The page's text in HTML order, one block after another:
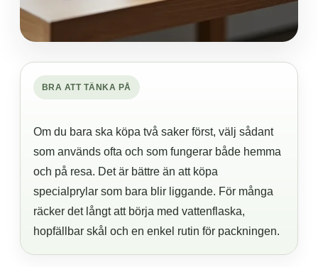
BRA ATT TÄNKA PÅ
Om du bara ska köpa två saker först, välj sådant
som används ofta och som fungerar både hemma
och på resa. Det är bättre än att köpa
specialprylar som bara blir liggande. För många
räcker det långt att börja med vattenflaska,
hopfällbar skål och en enkel rutin för packningen.